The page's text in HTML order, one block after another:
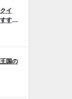
イ
すめ
国の